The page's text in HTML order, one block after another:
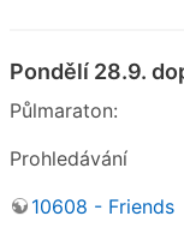
Pondělí 28.9.
Půlmaraton:
Prohledávání
10608 - Friends